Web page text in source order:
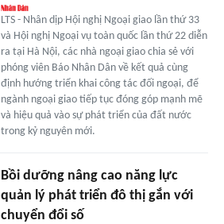
LTS - Nhân dịp Hội nghị Ngoại giao lần thứ 33
và Hội nghị Ngoại vụ toàn quốc lần thứ 22 diễn
ra tại Hà Nội, các nhà ngoại giao chia sẻ với
phóng viên Báo Nhân Dân về kết quả cùng
định hướng triển khai công tác đối ngoại, để
ngành ngoại giao tiếp tục đóng góp mạnh mẽ
và hiệu quả vào sự phát triển của đất nước
trong kỷ nguyên mới.
Bồi dưỡng nâng cao năng lực
quản lý phát triển đô thị gắn với
chuyển đổi số